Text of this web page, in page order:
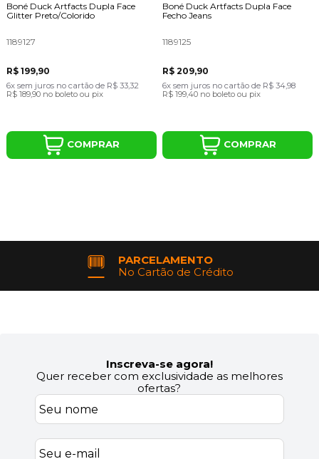
Boné Duck Artfacts Dupla Face
Glitter Preto/Colorido
1189127
R$ 199,90
6x sem juros no cartãode R$ 33,32
R$ 189,90 no boleto ou pix
COMPRAR
Boné Duck Artfacts Dupla Face
Fecho Jeans
1189125
R$ 209,90
6x sem juros no cartão de R$ 34,98
R$ 199,40 no boleto ou pix
COMPRAR
PARCELAMENTO
No Cartão de Crédito
Inscreva-se agora!
Quer receber com exclusividade as melhores
ofertas?